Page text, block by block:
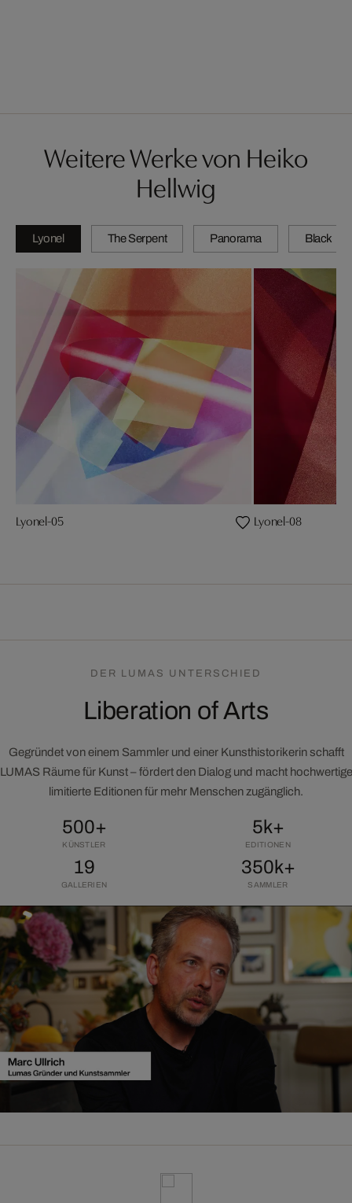
Weitere Werke von Heiko
Hellwig
Lyonel The Serpent Panorama Black
Lyonel-05 Lyonel-08
DER LUMAS UNTERSCHIED
Liberation of Arts
Gegründet von einem Sammler und einer Kunsthistorikerin schafft
LUMAS Räume für Kunst – fördert den Dialog und macht hochwertige
limitierte Editionen für mehr Menschen zugänglich.
500+
KÜNSTLER
5k+
EDITIONEN
19
GALLERIEN
350k+
SAMMLER